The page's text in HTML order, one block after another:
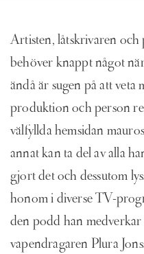
Artisten, låtskrivaren
behöver knappt något
ändå är sugen på att veta
produktion och person
välfyllda hemsidan
annat kan ta del av alla
gjort det och dessutom
honom i diverse TV-
den podd han medverkar
vapendragaren Plura